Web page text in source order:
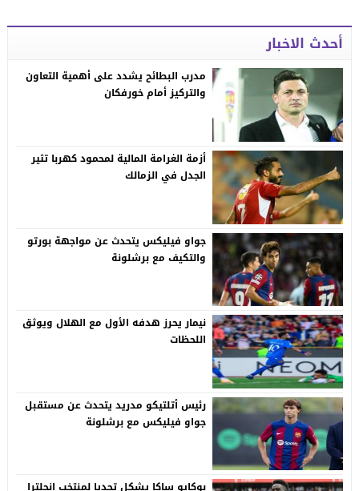
أحدث الاخبار
مدرب البطائح يشدد على أهمية التعاون
والتركيز أمام خورفكان
أزمة الغرامة المالية لمحمود كهربا تثير
الجدل في الزمالك
جواو فيليكس يتحدث عن مواجهة بورتو
والتكيف مع برشلونة
نيمار يحرز هدفه الأول مع الهلال ويوثق
اللحظات
رئيس أتلتيكو مدريد يتحدث عن مستقبل
جواو فيليكس مع برشلونة
بوكايو ساكا يشكل تحديا لمنتخب إنجلترا